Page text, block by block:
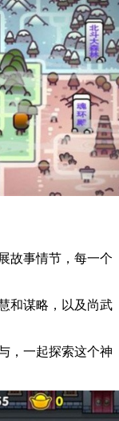
故事情节，每一个
和谋略，以及尚武
，一起探索这个神